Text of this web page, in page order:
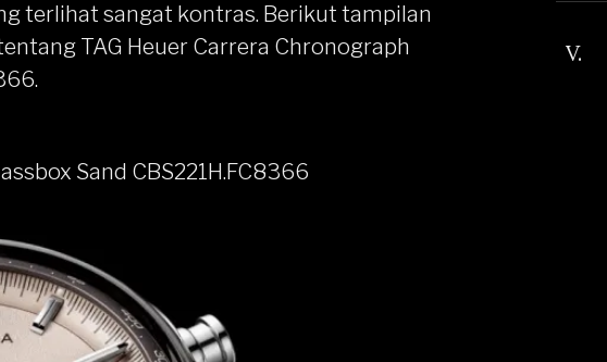
terlihat sangat kontras. Berikut tampilan
TAG Heuer Carrera Chronograph
Sand CBS221H.FC8366
V.